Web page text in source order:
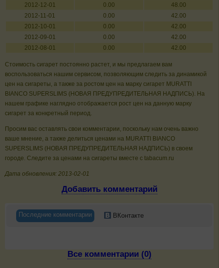
2012-12-01
0.00
48.00
2012-11-01
0.00
42.00
2012-10-01
0.00
42.00
2012-09-01
0.00
42.00
2012-08-01
0.00 42.00
Стоимость сигарет постоянно растет, и мы предлагаем вам
воспользоваться нашим сервисом, позволяющим следить за динамикой
цен на сигареты, а также за ростом цен на марку сигарет MURATTI
BIANCO SUPERSLIMS (НОВАЯ ПРЕДУПРЕДИТЕЛЬНАЯ НАДПИСЬ). На
нашем графике наглядно отображается рост цен на данную марку
сигарет за конкретный период.
Просим вас оставлять свои комментарии, поскольку нам очень важно
ваше мнение, а также делиться ценами на MURATTI BIANCO
SUPERSLIMS (НОВАЯ ПРЕДУПРЕДИТЕЛЬНАЯ НАДПИСЬ) в своем
городе. Следите за ценами на сигареты вместе с tabacum.ru
Дата обновления: 2013-02-01
Добавить комментарий
Последние комментарии ВКонтакте
Все комментарии (0)